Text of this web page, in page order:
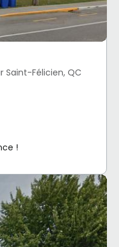
Saint-Félicien, QC
!